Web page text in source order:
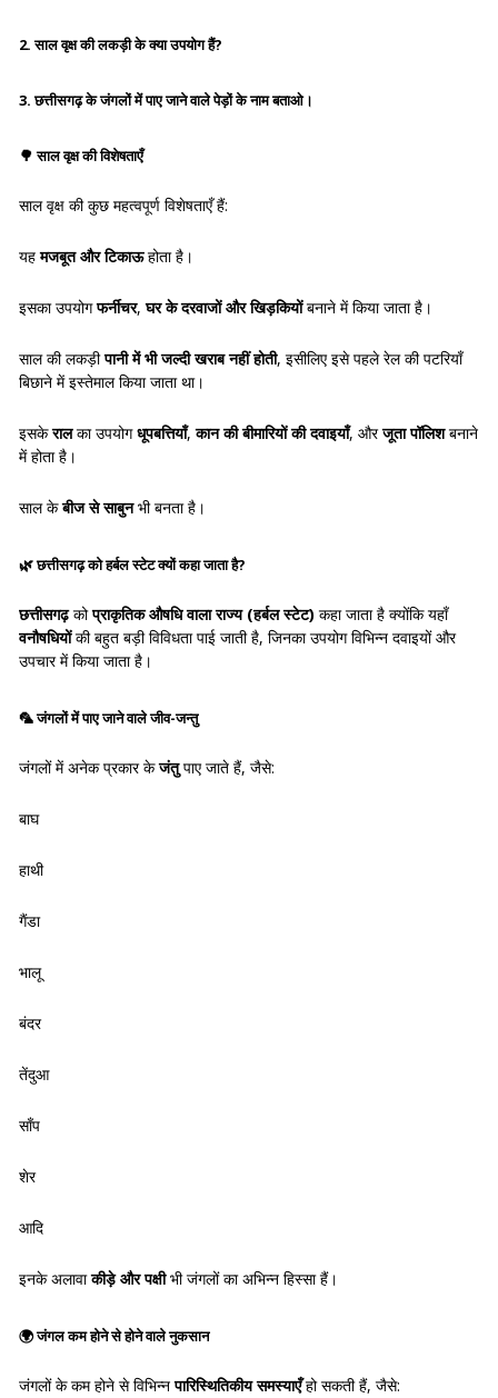
2. साल वृक्ष की लकड़ी के क्या उपयोग हैं?
3. छत्तीसगढ़ के जंगलों में पाए जाने वाले पेड़ों के नाम बताओ।
🌳साल वृक्ष की विशेषताएँ
साल वृक्ष की कुछ महत्वपूर्ण विशेषताएँ हैं:
यहमजबूत और टिकाऊहोता है।
इसका उपयोगफर्नीचर,घर के दरवाजों और खिड़कियोंबनाने में किया जाता है।
साल की लकड़ीपानी में भी जल्दी खराब नहीं होती, इसीलिए इसे पहले रेल की पटरियाँ
बिछाने में इस्तेमाल किया जाता था।
इसकेरालका उपयोगधूपबत्तियाँ,कान की बीमारियों की दवाइयाँ, औरजूता पॉलिशबनाने
में होता है।
साल केबीज से साबुनभी बनता है।
🌿छत्तीसगढ़ को हर्बल स्टेट क्यों कहा जाता है?
छत्तीसगढ़कोप्राकृतिक औषधि वाला राज्य (हर्बल स्टेट) कहा जाता है क्योंकि यहाँ
वनौषधियोंकी बहुत बड़ी विविधता पाई जाती है, जिनका उपयोग विभिन्न दवाइयों और
उपचार में किया जाता है।
🦜जंगलों में पाए जाने वाले जीव-जन्तु
जंगलों में अनेक प्रकार केजंतुपाए जाते हैं, जैसे:
बाघ
हाथी
गैंडा
भालू
बंदर
तेंदुआ
साँप
शेर
आदि
इनके अलावाकीड़े और पक्षीभी जंगलों का अभिन्न हिस्सा हैं।
🌍जंगल कम होने से होने वाले नुकसान
जंगलों के कम होने से विभिन्नपारिस्थितिकीय समस्याएँहो सकती हैं, जैसे: